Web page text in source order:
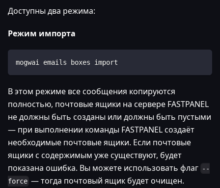
Доступны два режима:
Режим импорта
mogwai emails boxes import
В этом режиме все сообщения копируются
полностью, почтовые ящики на сервере FASTPANEL
не должны быть созданы или должны быть пустыми
— при выполнении команды FASTPANEL создаёт
необходимые почтовые ящики. Если почтовые
ящики с содержимым уже существуют, будет
показана ошибка. Вы можете использовать флаг --
force — тогда почтовый ящик будет очищен.